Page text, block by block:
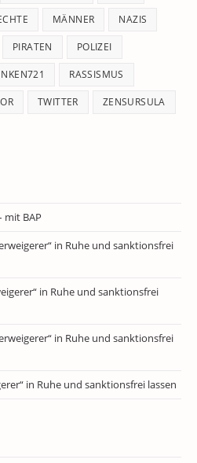
MÄNNER NAZIS
PIRATEN POLIZEI
RASSISMUS
TWITTER ZENSURSULA
mit BAP
in Ruhe und sanktionsfrei
in Ruhe und sanktionsfrei
in Ruhe und sanktionsfrei
in Ruhe und sanktionsfrei lassen